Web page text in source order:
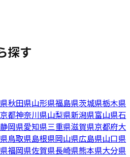
探す
秋田県山形県福島県茨城県栃木県
都神奈川県山梨県新潟県富山県石
静岡県愛知県三重県滋賀県京都府大
鳥取県島根県岡山県広島県山口県
福岡県佐賀県長崎県熊本県大分県